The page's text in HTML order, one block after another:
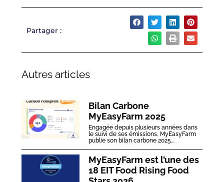
Partager :
Autres articles
Bilan Carbone
MyEasyFarm 2025
Engagée depuis plusieurs années dans
le suivi de ses émissions, MyEasyFarm
publie son bilan carbone 2025…
MyEasyFarm est l’une des
18 EIT Food Rising Food